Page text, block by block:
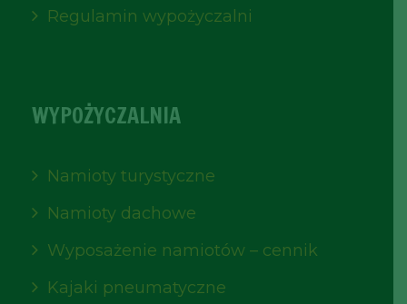
Regulamin wypożyczalni
WYPOŻYCZALNIA
Namioty turystyczne
Namioty dachowe
Wyposażenie namiotów – cennik
Kajaki pneumatyczne